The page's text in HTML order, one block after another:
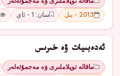
2013 - يىل
سان: 1 - ئاي
ئەدەبىيات ۋە خىرىس
ماقالە توپلاملىرى ۋە مەجمۇئەلەر